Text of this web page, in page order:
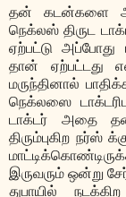
தன் கடன்களை
நெக்லஸ் திருட
ஏற்பட்டு
தான்
மருந்தினால்
நெக்லஸை
டாக்டர் அதை தன்
திரும்புகிற நர்ஸ்
இருவரும் ஒன்று
துபாயில்